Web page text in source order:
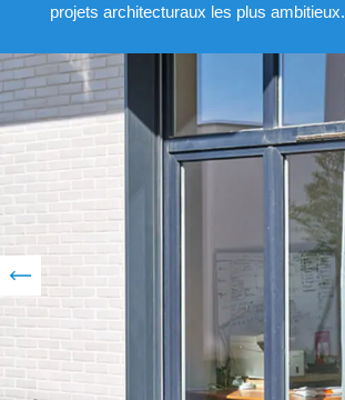
projets architecturaux les plus ambitieux.